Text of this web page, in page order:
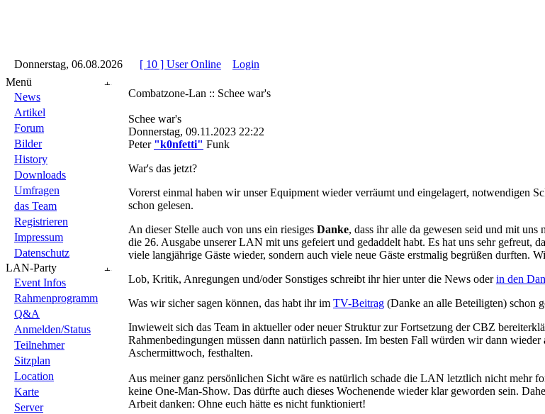
Donnerstag, 06.08.2026 [ 10 ] User Online Login
Menü
News
Artikel
Forum
Bilder
History
Downloads
Umfragen
das Team
Registrieren
Impressum
Datenschutz
LAN-Party
Event Infos
Rahmenprogramm
Q&A
Anmelden/Status
Teilnehmer
Sitzplan
Location
Karte
Server
Combatzone-Lan :: Schee war's
Schee war's
Donnerstag, 09.11.2023 22:22
Peter "k0nfetti" Funk
War's das jetzt?
Vorerst einmal haben wir unser Equipment wieder verräumt und eingelagert, notwendigen
schon gelesen.
An dieser Stelle auch von uns ein riesiges Danke, dass ihr alle da gewesen seid und mit uns
die 26. Ausgabe unserer LAN mit uns gefeiert und gedaddelt habt. Es hat uns sehr gefreut,
viele langjährige Gäste wieder, sondern auch viele neue Gäste erstmalig begrüßen durften.
Lob, Kritik, Anregungen und/oder Sonstiges schreibt ihr hier unter die News oderin den
Was wir sicher sagen können, das habt ihr im TV-Beitrag (Danke an alle Beteiligten) schon
Inwieweit sich das Team in aktueller oder neuer Struktur zur Fortsetzung der CBZ
Rahmenbedingungen müssen dann natürlich passen. Im besten Fall würden wir dann
Aschermittwoch, festhalten.
Aus meiner ganz persönlichen Sicht wäre es natürlich schade die LAN letztlich nicht mehr
keine One-Man-Show. Das dürfte auch dieses Wochenende wieder klar geworden sein.
Arbeit danken: Ohne euch hätte es nicht funktioniert!